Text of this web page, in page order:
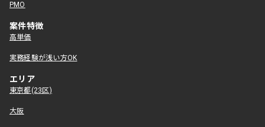
PMO
案件特徴
高単価
実務経験が浅い方OK
エリア
東京都(23区)
大阪